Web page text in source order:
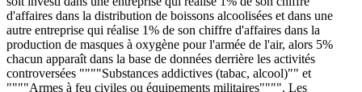
d'affaires dans la distribution de boissons alcoolisées et dans une
autre entreprise qui réalise 1% de son chiffre d'affaires dans la
production de masques à oxygène pour l'armée de l'air, alors 5%
chacun apparaît dans la base de données derrière les activités
controversées """"Substances addictives (tabac, alcool)"" et
""""Armes à feu civiles ou équipements militaires"""". Les